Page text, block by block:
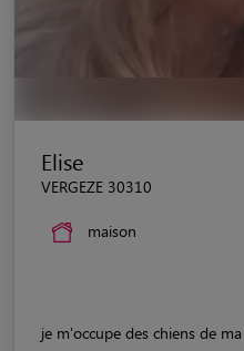
Elise
VERGEZE 30310
maison
je m'occupe des chiens de